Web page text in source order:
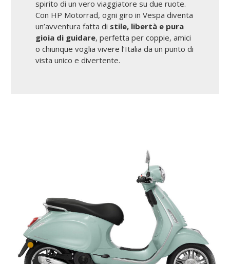
spirito di un vero viaggiatore su due ruote.
Con HP Motorrad, ogni giro in Vespa diventa
un’avventura fatta di stile, libertà e pura
gioia di guidare, perfetta per coppie, amici
o chiunque voglia vivere l’Italia da un punto di
vista unico e divertente.